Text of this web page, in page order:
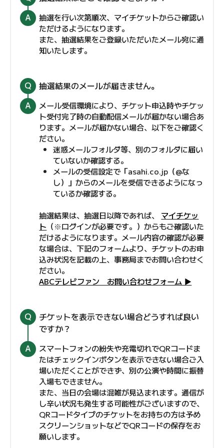
抽選を行い次第順次、マイチケットからご確認い
ただけるようになります。
また、抽選結果をご登録いただいたメール宛に通
知いたします。
抽選結果のメールが届きません。
メール受信環境により、チケット申込時やチケッ
ト受付完了時の自動配信メールが届かない場合あ
ります。メールが届かない場合、以下をご確認く
ださい。
迷惑メールフォルダ等、別のフォルダに届い
ていないか確認する。
メールの受信設定で「asahi.co.jp（@な
し）」からのメールを受信できるようになっ
ているか確認する。
抽選結果は、抽選日以降であれば、 マイチケッ
ト （※ログインが必要です。）からもご確認いた
だけるようになります。メール内容の確認が必要
な場合は、下記のフォームより、チケットのお申
込み状況を記載の上、事務局までお問い合わせく
ださい。
ABCテレビファン お問い合わせフォーム ▶
チケットを表示できない場合どうすれば良い
ですか？
スマートフォンの紛失や充電切れでQRコードま
たはチェックインボタンを表示できない場合ご入
場いただくことができず、別の公演や時間に振替
入場もできません。
また、当日の会場は混雑が見込まれます。通信が
し辛い状況も発生する可能性がございますので、
QRコードタイプのチケットをお持ちの方は予め
スクリーンショットなどでQRコードの保存をお
願いします。